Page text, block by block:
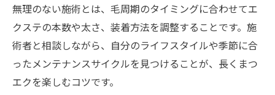
無理のない施術とは、毛周期のタイミングに合わせてエ
クステの本数や太さ、装着方法を調整することです。施
術者と相談しながら、自分のライフスタイルや季節に合
ったメンテナンスサイクルを見つけることが、長くまつ
エクを楽しむコツです。